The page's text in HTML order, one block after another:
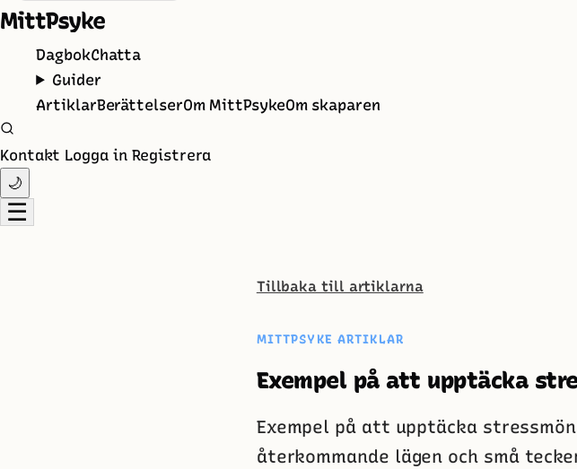
MittPsyke
DagbokChatta
Guider
ArtiklarBerättelserOm MittPsykeOm skaparen
Kontakt Logga in Registrera
🌙
☰
Tillbaka till artiklarna
MITTPSYKE ARTIKLAR
Exempel på att upptäcka
Exempel på att upptäcka
återkommande lägen och små